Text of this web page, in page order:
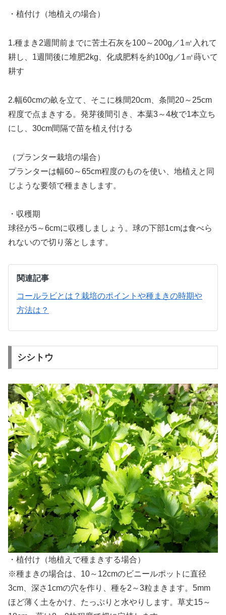
・植付け（地植えの場合）
1.種まき2週間前までに苦土石灰を100～200g／1㎡入れて
耕し、1週間後に堆肥2kg、化成肥料を約100g／1㎡蒔いて
耕す
2.幅60cmの畝を立て、そこに株間20cm、条間20～25cm
程度で点まきする。発芽後間引き、本葉3～4枚で1本立ち
にし、30cm間隔で苗を植え付ける
（プランター栽培の場合）
プランターは幅60～65cm程度のものを使い、地植えと同
じような要領で種まきします。
・収穫期
球径が5～6cmに収穫しましょう。球の下部1cmは食べら
れないので切り落とします。
関連記事
コールラビとは？栽培のポイントや種まきの時期や
方法は？
シシトウ
・植付け（地植えで種まきする場合）
※種まきの場合は、10～12cmのビニールポットに直径
3cm、深さ1cmの穴を作り、種を2～3粒まきます。5mm
ほど薄く土をかけ、たっぷりと水やりします。草丈15～